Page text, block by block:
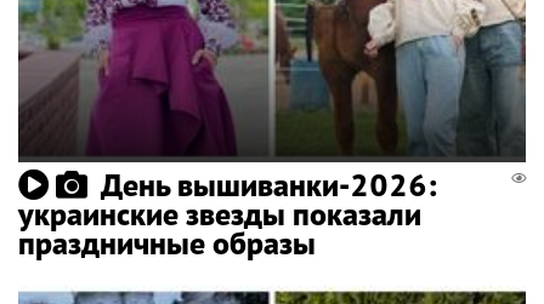
День вышиванки-2026:
украинские звезды показали
праздничные образы